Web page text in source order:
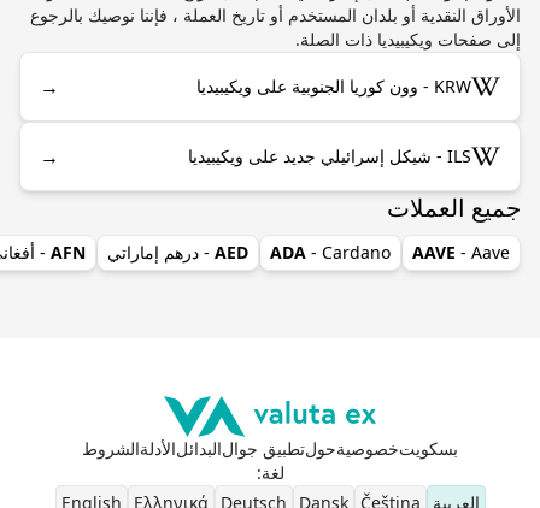
الأوراق النقدية أو بلدان المستخدم أو تاريخ العملة ، فإننا نوصيك بالرجوع
إلى صفحات ويكيبيديا ذات الصلة.
KRW - وون كوريا الجنوبية على ويكيبيديا →
ILS - شيكل إسرائيلي جديد على ويكيبيديا →
جميع العملات
AAVE - Aave
ADA - Cardano
AED - درهم إماراتي AFN
-
بسكويتخصوصيةحولتطبيق جوالالبدائلالأدلةالشروط
لغة:
العربية
Čeština
Dansk
Deutsch
Ελληνικά
English